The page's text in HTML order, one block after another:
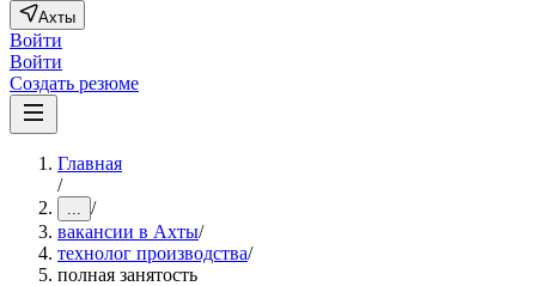
Ахты
Войти
Войти
Создать резюме
Главная
/
... /
вакансии в Ахты/
технолог производства/
полная занятость